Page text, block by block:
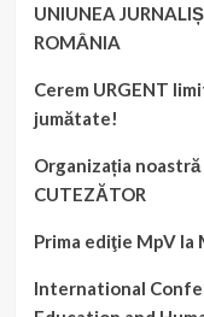
UNIUNEA
ROMÂNIA
Cerem URGENT
jumătate!
Organizația
CUTEZĂTOR
Prima ediţie MpV la
International